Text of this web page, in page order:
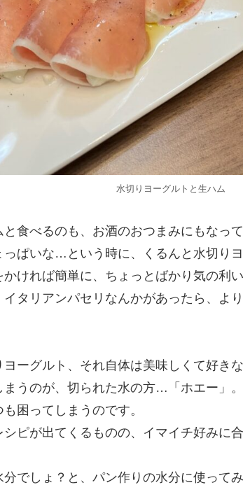
水切りヨーグルトと生ハム
食べるのも、お酒のおつまみにもなっ
ぱいな…という時に、くるんと水切り
ければ簡単に、ちょっとばかり気の利
イタリアンパセリなんかがあったら、よ
ヨーグルト、それ自体は美味しくて好き
まうのが、切られた水の方…「ホエー」。
困ってしまうのです。
ピが出てくるものの、イマイチ好みに
でしょ？と、パン作りの水分に使ってみ